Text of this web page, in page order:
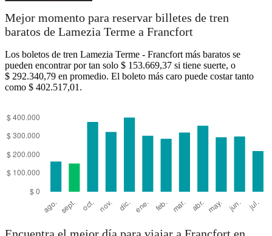
Lamezia Terme
Mejor momento para reservar billetes de tren
baratos de Lamezia Terme a Francfort
Los boletos de tren Lamezia Terme - Francfort más baratos se
pueden encontrar por tan solo $ 153.669,37 si tiene suerte, o
$ 292.340,79 en promedio. El boleto más caro puede costar tanto
como $ 402.517,01.